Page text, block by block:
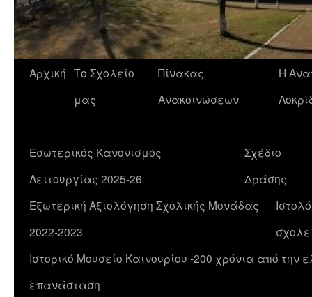
Μετάβαση
Αρχική Το Σχολείο
μας
Πίνακας
Ανακοινώσεων
Η
Εσωτερικός Κανονισμός
Λειτουργίας 2025-26
Σχέδιο
Δράσης
Εξωτερική Αξιολόγηση Σχολικής Μονάδας
2022-2023
Ιστορικό Μουσείο Καινουρίου -200 χρόνια από την
επανάσταση